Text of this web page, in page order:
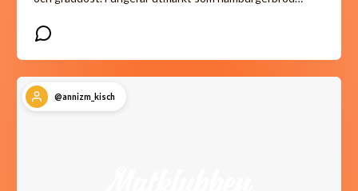
@annizm_kisch